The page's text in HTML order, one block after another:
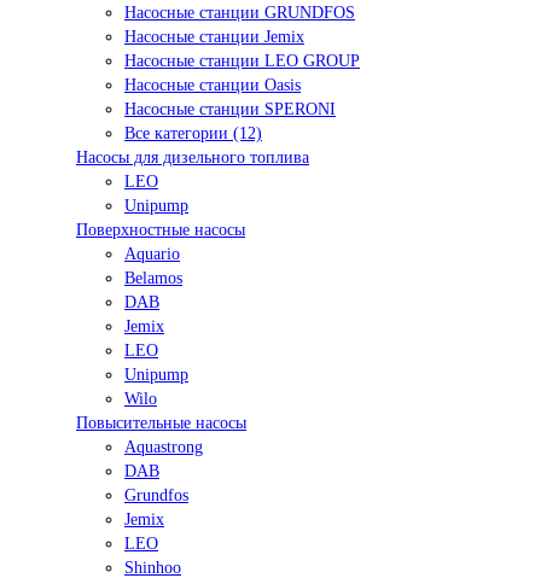
Насосные станции GRUNDFOS
Насосные станции Jemix
Насосные станции LEO GROUP
Насосные станции Oasis
Насосные станции SPERONI
Все категории (12)
Насосы для дизельного топлива
LEO
Unipump
Поверхностные насосы
Aquario
Belamos
DAB
Jemix
LEO
Unipump
Wilo
Повысительные насосы
Aquastrong
DAB
Grundfos
Jemix
LEO
Shinhoo